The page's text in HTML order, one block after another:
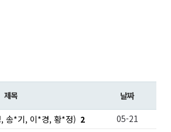
제목
날짜
송*기, 이*경, 황*정) 2
05-21